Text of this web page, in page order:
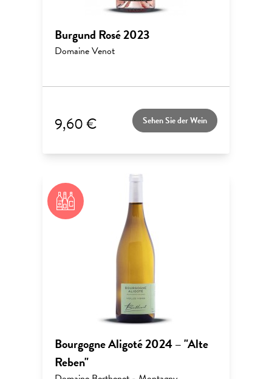
Burgund Rosé 2023
Domaine Venot
9,60 € Sehen Sie der Wein
Bourgogne Aligoté 2024 – "Alte
Reben"